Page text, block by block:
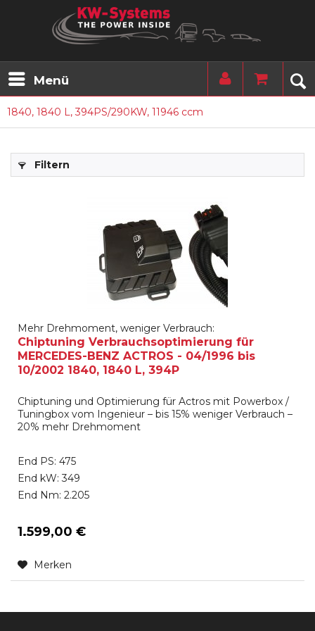
Menü
1840, 1840 L, 394PS/290KW, 11946 ccm
Filtern
Mehr Drehmoment, weniger Verbrauch:
Chiptuning Verbrauchsoptimierung für
MERCEDES-BENZ ACTROS - 04/1996 bis
10/2002 1840, 1840 L, 394P
Chiptuning und Optimierung für Actros mit Powerbox /
Tuningbox vom Ingenieur – bis 15% weniger Verbrauch –
20% mehr Drehmoment
End PS: 475
End kW: 349
End Nm: 2.205
1.599,00 €
Merken